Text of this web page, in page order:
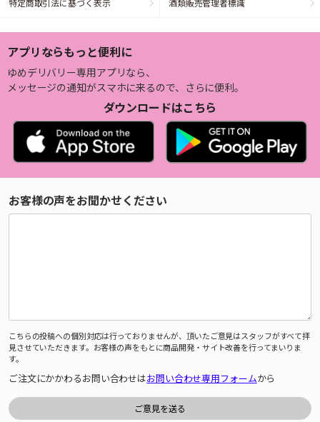
特定商取引法に基づく表示 酒類販売管理者標識
アプリならもっと便利に
ゆめデリバリー専用アプリなら、
メッセージの通知がスマホに来るので、さらに便利。
ダウンロードはこちら
お客様の声をお聞かせください
こちらの投稿への個別対応は行っておりませんが、頂いたご意見はスタッフがすべて拝
見させていただきます。お客様の声をもとに商品開発・サイト改善を行ってまいりま
す。
ご注文にかかわるお問い合わせはお問い合わせ専用フォームから